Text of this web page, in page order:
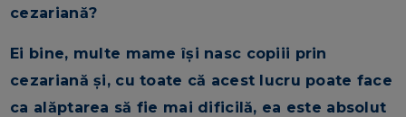
cezariană?
Ei bine, multe mame își nasc copiii prin
cezariană și, cu toate că acest lucru poate face
ca alăptarea să fie mai dificilă, ea este absolut